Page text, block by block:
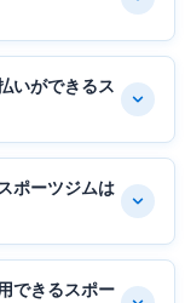
いができるス
ポーツジムは
できるスポー